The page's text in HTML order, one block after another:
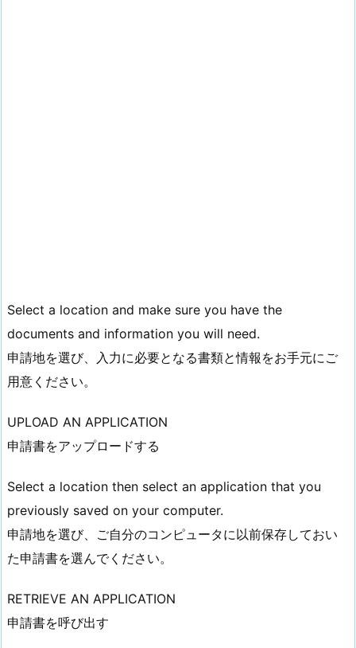
Select a location and make sure you have the
documents and information you will need.
申請地を選び、入力に必要となる書類と情報をお手元にご
用意ください。
UPLOAD AN APPLICATION
申請書をアップロードする
Select a location then select an application that you
previously saved on your computer.
申請地を選び、ご自分のコンピュータに以前保存しておい
た申請書を選んでください。
RETRIEVE AN APPLICATION
申請書を呼び出す